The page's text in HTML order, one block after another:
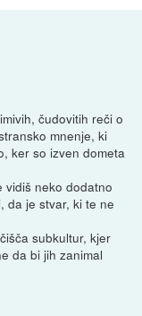
čudovitih reči o
mnenje, ki
ker so izven dometa
vidiš neko dodatno
da je stvar, ki te ne
subkultur, kjer
da bi jih zanimal